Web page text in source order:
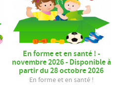
En forme et en santé ! -
novembre 2026 - Disponible à
partir du 28 octobre 2026
En forme et en santé !